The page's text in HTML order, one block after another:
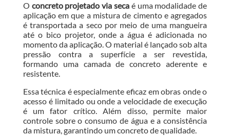
O concreto projetado via seca é uma modalidade de
aplicação em que a mistura de cimento e agregados
é transportada a seco por meio de uma mangueira
até o bico projetor, onde a água é adicionada no
momento da aplicação. O material é lançado sob alta
pressão contra a superfície a ser revestida,
formando uma camada de concreto aderente e
resistente.
Essa técnica é especialmente eficaz em obras onde o
acesso é limitado ou onde a velocidade de execução
é um fator crítico. Além disso, permite maior
controle sobre o consumo de água e a consistência
da mistura, garantindo um concreto de qualidade.